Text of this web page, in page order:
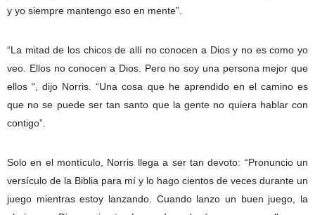
y yo siempre mantengo eso en mente”.
“La mitad de los chicos de allí no conocen a Dios y no es como yo
veo. Ellos no conocen a Dios. Pero no soy una persona mejor que
ellos “, dijo Norris. “Una cosa que he aprendido en el camino es
que no se puede ser tan santo que la gente no quiera hablar con
contigo”.
Solo en el montículo, Norris llega a ser tan devoto: “Pronuncio un
versículo de la Biblia para mí y lo hago cientos de veces durante un
juego mientras estoy lanzando. Cuando lanzo un buen juego, la